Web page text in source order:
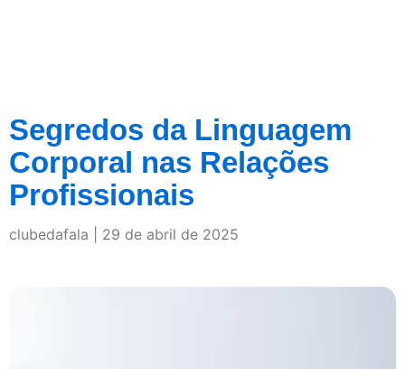
Segredos da Linguagem
Corporal nas Relações
Profissionais
clubedafala 29 de abril de 2025